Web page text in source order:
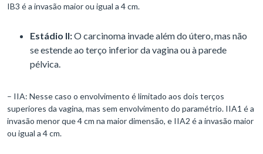
IB3 é a invasão maior ou igual a 4 cm.
Estádio II:O carcinoma invade além do útero, mas não
se estende ao terço inferior da vagina ou à parede
pélvica.
– IIA: Nesse caso o envolvimento é limitado aos dois terços
superiores da vagina, mas sem envolvimento do paramétrio. IIA1 é a
invasão menor que 4 cm na maior dimensão, e IIA2 é a invasão maior
ou igual a 4 cm.